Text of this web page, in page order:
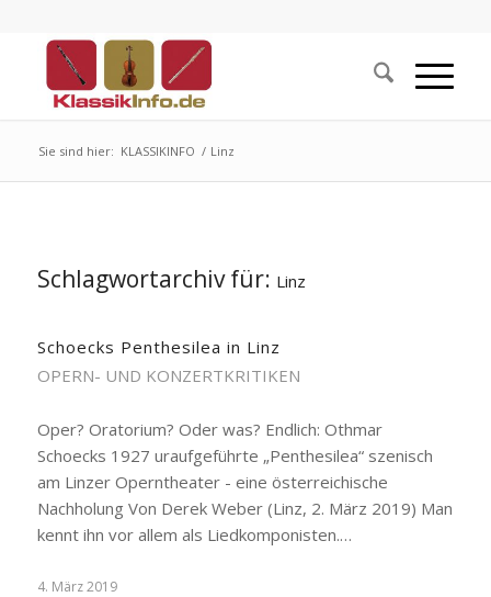
Sie sind hier: KLASSIKINFO / Linz
Schlagwortarchiv für: Linz
Schoecks Penthesilea in Linz
OPERN- UND KONZERTKRITIKEN
Oper? Oratorium? Oder was? Endlich: Othmar
Schoecks 1927 uraufgeführte „Penthesilea“ szenisch
am Linzer Operntheater - eine österreichische
Nachholung Von Derek Weber (Linz, 2. März 2019) Man
kennt ihn vor allem als Liedkomponisten.…
4. März 2019